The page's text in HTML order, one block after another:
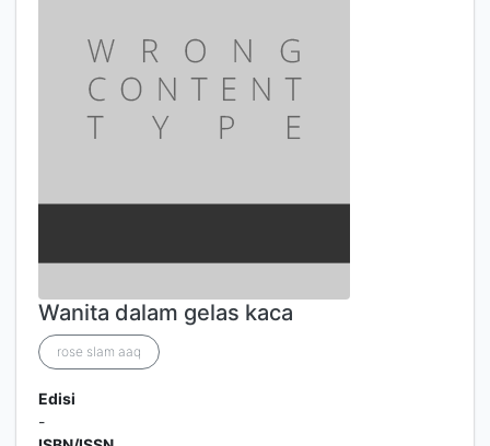
Wanita dalam gelas kaca
rose slam aaq
Edisi
-